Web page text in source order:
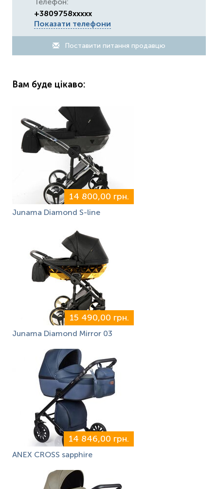
+3809758xxxxx
Показати телефони
Поставити питання продавцю
Вам буде цікаво:
14 800,00 грн.
Junama Diamond S-line
15 490,00 грн.
Junama Diamond Mirror 03
14 846,00 грн.
ANEX CROSS sapphire